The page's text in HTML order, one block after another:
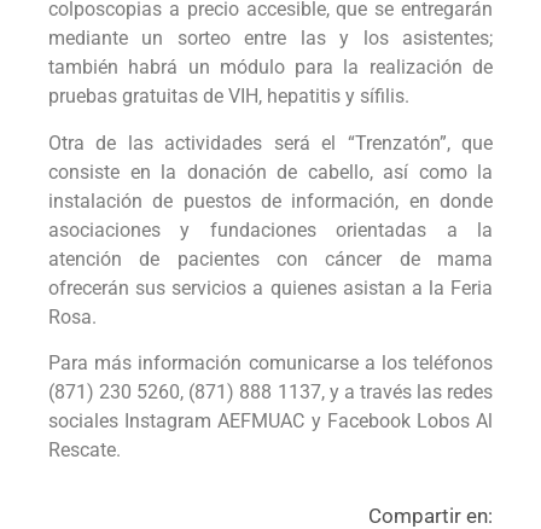
colposcopias a precio accesible, que se entregarán
mediante un sorteo entre las y los asistentes;
también habrá un módulo para la realización de
pruebas gratuitas de VIH, hepatitis y sífilis.
Otra de las actividades será el “Trenzatón”, que
consiste en la donación de cabello, así como la
instalación de puestos de información, en donde
asociaciones y fundaciones orientadas a la
atención de pacientes con cáncer de mama
ofrecerán sus servicios a quienes asistan a la Feria
Rosa.
Para más información comunicarse a los teléfonos
(871) 230 5260, (871) 888 1137, y a través las redes
sociales Instagram AEFMUAC y Facebook Lobos Al
Rescate.
Compartir en: